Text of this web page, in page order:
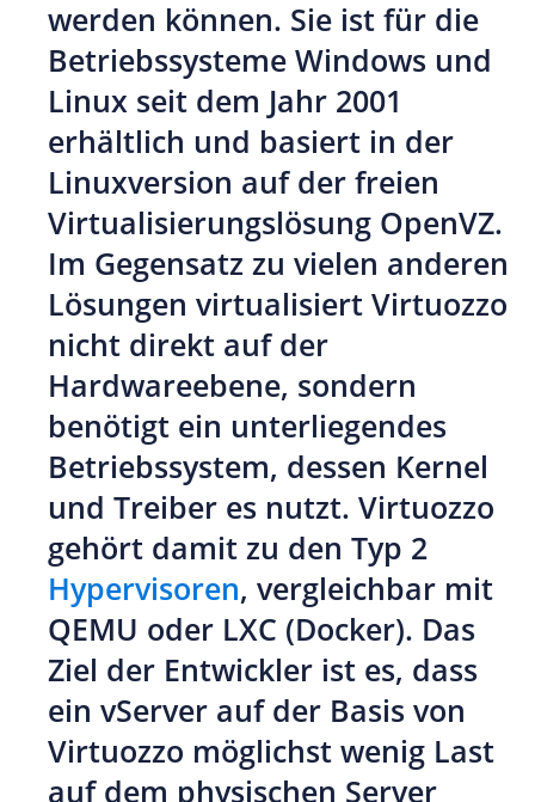
werden können. Sie ist für die
Betriebssysteme Windows und
Linux seit dem Jahr 2001
erhältlich und basiert in der
Linuxversion auf der freien
Virtualisierungslösung OpenVZ.
Im Gegensatz zu vielen anderen
Lösungen virtualisiert Virtuozzo
nicht direkt auf der
Hardwareebene, sondern
benötigt ein unterliegendes
Betriebssystem, dessen Kernel
und Treiber es nutzt. Virtuozzo
gehört damit zu den Typ 2
Hypervisoren, vergleichbar mit
QEMU oder LXC (Docker). Das
Ziel der Entwickler ist es, dass
ein vServer auf der Basis von
Virtuozzo möglichst wenig Last
auf dem physischen Server